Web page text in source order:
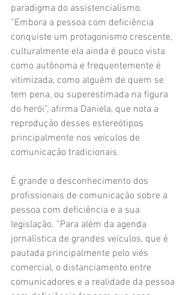
paradigma do assistencialismo.
“Embora a pessoa com deficiência
conquiste um protagonismo crescente,
culturalmente ela ainda é pouco vista
como autônoma e frequentemente é
vitimizada, como alguém de quem se
tem pena, ou superestimada na figura
do herói”, afirma Daniela, que nota a
reprodução desses estereótipos
principalmente nos veículos de
comunicação tradicionais.
É grande o desconhecimento dos
profissionais de comunicação sobre a
pessoa com deficiência e a sua
legislação. “Para além da agenda
jornalística de grandes veículos, que é
pautada principalmente pelo viés
comercial, o distanciamento entre
comunicadores e a realidade da pessoa